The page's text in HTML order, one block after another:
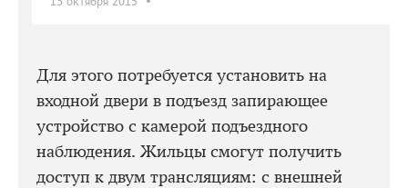
Для этого потребуется установить на
входной двери в подъезд запирающее
устройство с камерой подъездного
наблюдения. Жильцы смогут получить
доступ к двум трансляциям: с внешней